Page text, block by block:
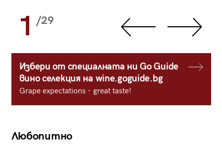
1 /29
Избери от специалната ни Go Guide
вино селекция на wine.goguide.bg
Grape expectations - great taste!
Любопитно